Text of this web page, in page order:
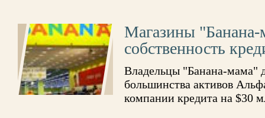
Магазины "Банана-
собственность
Владельцы "Банана-мама"
большинства активов
компании кредита на $30